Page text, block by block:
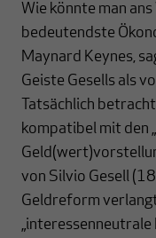
Wie könnte man
bedeutendste
Maynard Keynes,
Geiste Gesells als
Tatsächlich
kompatibel mit den
von Silvio Gesell
Geldreform
„interessenneutrale